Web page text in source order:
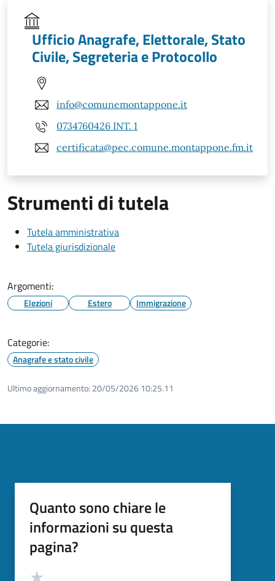
Ufficio Anagrafe, Elettorale, Stato
Civile, Segreteria e Protocollo
info@comunemontappone.it
0734760426 INT. 1
certificata@pec.comune.montappone.fm.it
Strumenti di tutela
Tutela amministrativa
Tutela giurisdizionale
Argomenti:
Elezioni Estero Immigrazione
Categorie:
Anagrafe e stato civile
Ultimo aggiornamento: 20/05/2026 10:25.11
Quanto sono chiare le
informazioni su questa
pagina?
Valutazione